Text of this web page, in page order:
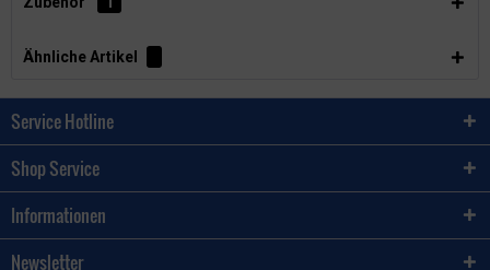
Ähnliche Artikel
Service Hotline
Shop Service
Informationen
Newsletter